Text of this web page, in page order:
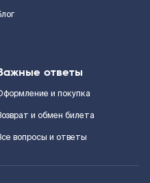
ответы
и покупка
и обмен билета
вопросы и ответы